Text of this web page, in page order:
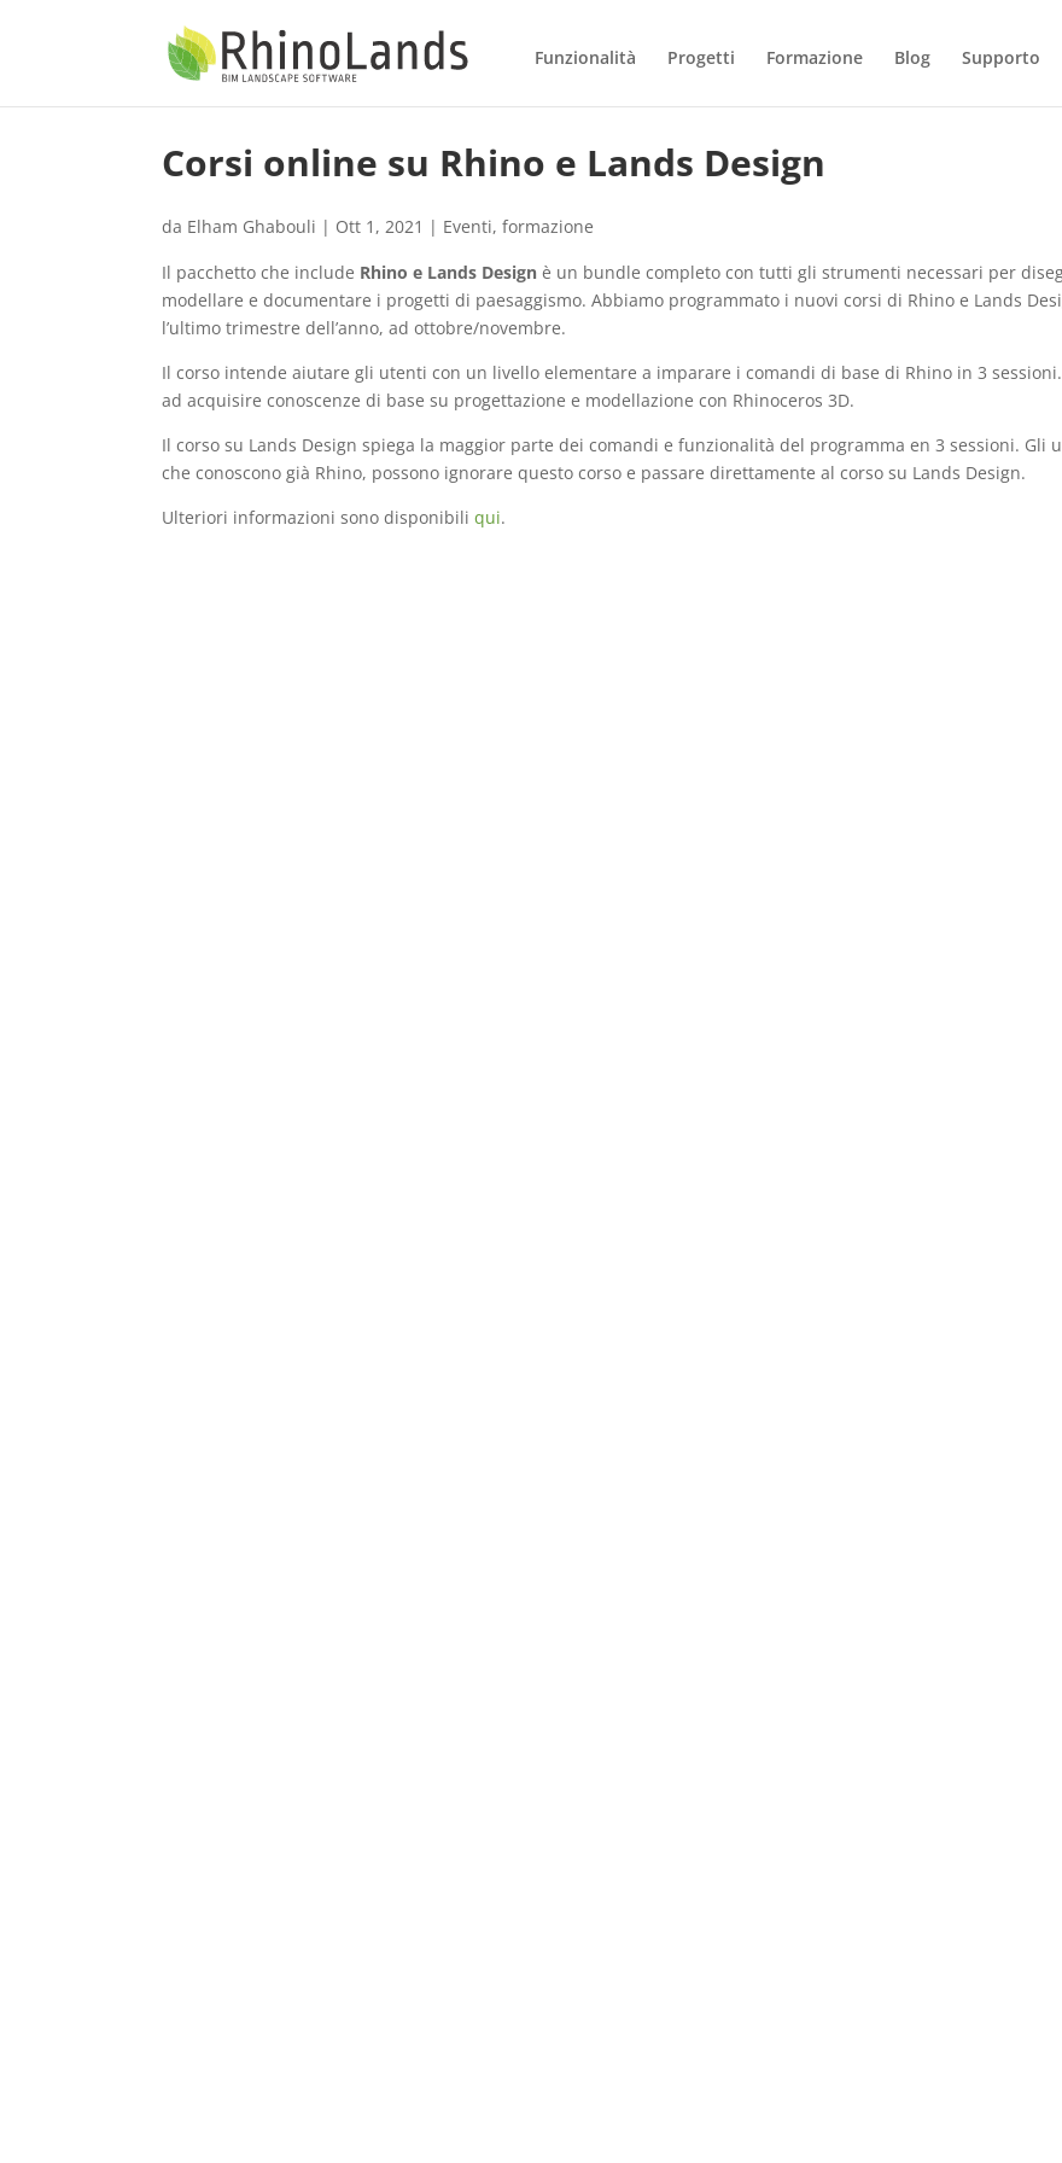
Funzionalità Progetti Formazione Blog Supporto
Corsi online su Rhino e Lands Design
da Elham Ghabouli | Ott 1, 2021 | Eventi,formazione
Il pacchetto che include Rhino e Lands Design è un bundle completo con tutti gli strumenti necessari per
modellare e documentare i progetti di paesaggismo. Abbiamo programmato i nuovi corsi di Rhino e Lands
l’ultimo trimestre dell’anno, ad ottobre/novembre.
Il corso intende aiutare gli utenti con un livello elementare a imparare i comandi di base di Rhino in 3
ad acquisire conoscenze di base su progettazione e modellazione con Rhinoceros 3D.
Il corso su Lands Design spiega la maggior parte dei comandi e funzionalità del programma en 3 sessioni. Gli
che conoscono già Rhino, possono ignorare questo corso e passare direttamente al corso su Lands Design.
Ulteriori informazioni sono disponibiliqui.